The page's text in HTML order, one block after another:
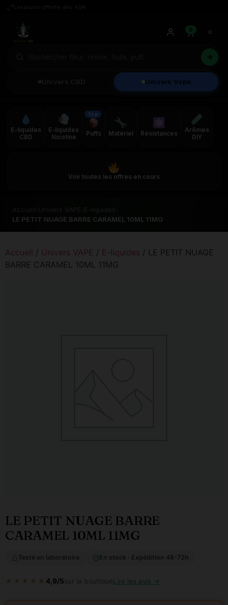
Univers Vape
0
E-liquides
CBD
E-liquides
Nicotine
Top
Puffs Matériel Résistances
Arômes
DIY
Voir toutes les offres en cours
LE PETIT NUAGE BARRE CARAMEL 10ML 11MG
Accueil / Univers VAPE / E-liquides / LE PETIT NUAGE
BARRE CARAMEL 10ML 11MG
LE PETIT NUAGE BARRE
CARAMEL 10ML 11MG
Testé en laboratoire En stock · Expédition 48-72h
★★★★★ 4,9/5sur la boutiqueLire les avis →